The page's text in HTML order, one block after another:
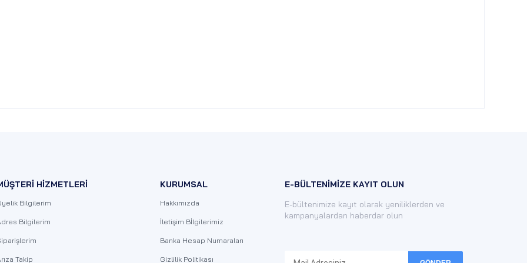
HİZMETLERİ
Bilgilerim
Bilgilerim
Takip
KURUMSAL
Hakkımızda
İletişim Bİlgilerimiz
Banka Hesap Numaraları
Gizlilik Politikası
E-BÜLTENİMİZE KAYIT OLUN
E-bültenimize kayıt olarak yeniliklerden ve
kampanyalardan haberdar olun